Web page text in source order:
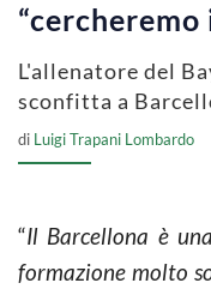
L'allenatore del
sconfitta a
di Luigi Trapani Lombardo
“Il Barcellona è
formazione molto